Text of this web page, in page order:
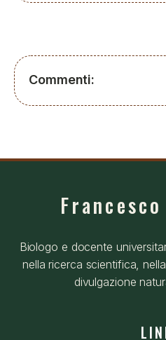
Commenti:
Biologo e docente
nella ricerca scientifica,
divulgazione